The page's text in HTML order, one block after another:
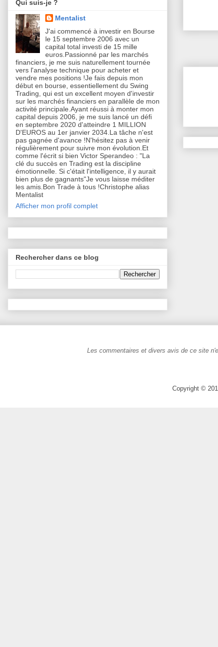
Qui suis-je ?
Mentalist
J'ai commencé à investir en Bourse
le 15 septembre 2006 avec un
capital total investi de 15 mille
euros.Passionné par les marchés
financiers, je me suis naturellement tournée
vers l'analyse technique pour acheter et
vendre mes positions !Je fais depuis mon
début en bourse, essentiellement du Swing
Trading, qui est un excellent moyen d'investir
sur les marchés financiers en parallèle de mon
activité principale.Ayant réussi à monter mon
capital depuis 2006, je me suis lancé un défi
en septembre 2020 d'atteindre 1 MILLION
D'EUROS au 1er janvier 2034.La tâche n'est
pas gagnée d'avance !N'hésitez pas à venir
régulièrement pour suivre mon évolution.Et
comme l'écrit si bien Victor Sperandeo : "La
clé du succès en Trading est la discipline
émotionnelle. Si c'était l'intelligence, il y aurait
bien plus de gagnants"Je vous laisse méditer
les amis.Bon Trade à tous !Christophe alias
Mentalist
Afficher mon profil complet
Rechercher dans ce blog
Les commentaires et divers avis de ce site
Copyright ©